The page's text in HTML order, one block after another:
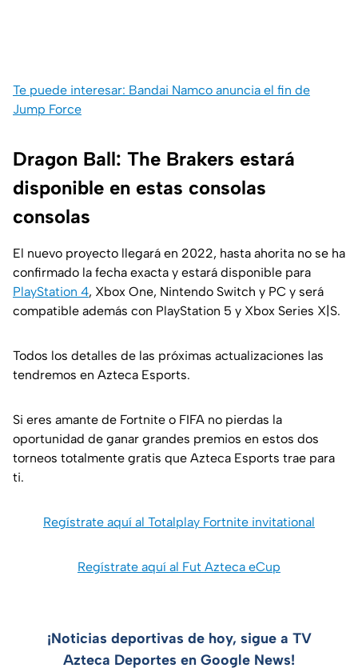
Te puede interesar: Bandai Namco anuncia el fin de
Jump Force
Dragon Ball: The Brakers estará
disponible en estas consolas
consolas
El nuevo proyecto llegará en 2022, hasta ahorita no se ha
confirmado la fecha exacta y estará disponible para
PlayStation 4, Xbox One, Nintendo Switch y PC y será
compatible además con PlayStation 5 y Xbox Series X|S.
Todos los detalles de las próximas actualizaciones las
tendremos en Azteca Esports.
Si eres amante de Fortnite o FIFA no pierdas la
oportunidad de ganar grandes premios en estos dos
torneos totalmente gratis que Azteca Esports trae para
ti.
Regístrate aquí al Totalplay Fortnite invitational
Regístrate aquí al Fut Azteca eCup
¡Noticias deportivas de hoy, sigue a TV
Azteca Deportes en Google News!